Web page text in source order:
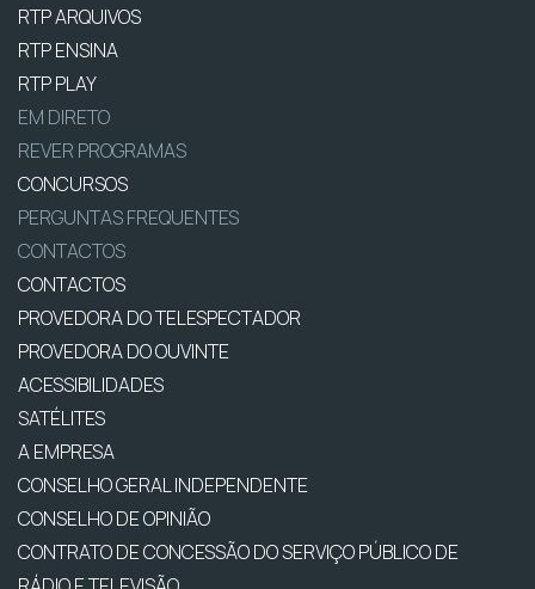
RTP ARQUIVOS
RTP ENSINA
RTP PLAY
EM DIRETO
REVER PROGRAMAS
CONCURSOS
PERGUNTAS FREQUENTES
CONTACTOS
CONTACTOS
PROVEDORA DO TELESPECTADOR
PROVEDORA DO OUVINTE
ACESSIBILIDADES
SATÉLITES
A EMPRESA
CONSELHO GERAL INDEPENDENTE
CONSELHO DE OPINIÃO
CONTRATO DE CONCESSÃO DO SERVIÇO PÚBLICO DE